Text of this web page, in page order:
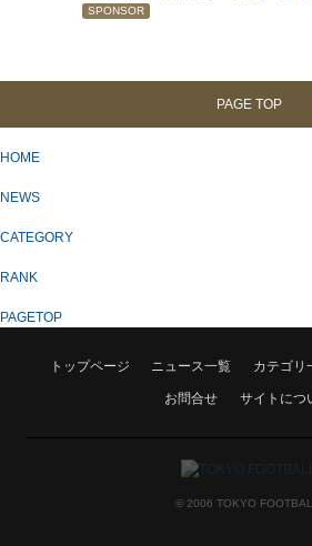
SPONSOR
PAGE TOP
HOME
NEWS
CATEGORY
RANK
PAGETOP
トップページ ニュース一覧 カテゴリ
お問合せ サイトにつ
© 2006 TOKYO